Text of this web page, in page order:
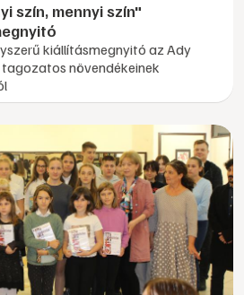
szín, mennyi szín"
kiállításmegnyitó az Ady
tagozatos növendékeinek